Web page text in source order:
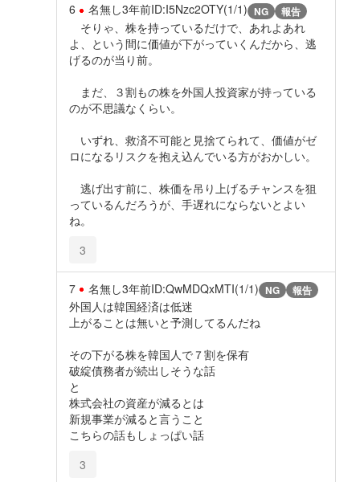
6 名無し3年前ID:I5Nzc2OTY(1/1) NG 報告
そりゃ、株を持っているだけで、あれよあれ
よ、という間に価値が下がっていくんだから、逃
げるのが当り前。
まだ、３割もの株を外国人投資家が持っている
のが不思議なくらい。
いずれ、救済不可能と見捨てられて、価値がゼ
ロになるリスクを抱え込んでいる方がおかしい。
逃げ出す前に、株価を吊り上げるチャンスを狙
っているんだろうが、手遅れにならないとよい
ね。
3
7 名無し3年前ID:QwMDQxMTI(1/1) NG 報告
外国人は韓国経済は低迷
上がることは無いと予測してるんだね
その下がる株を韓国人で７割を保有
破綻債務者が続出しそうな話
と
株式会社の資産が減るとは
新規事業が減ると言うこと
こちらの話もしょっぱい話
3